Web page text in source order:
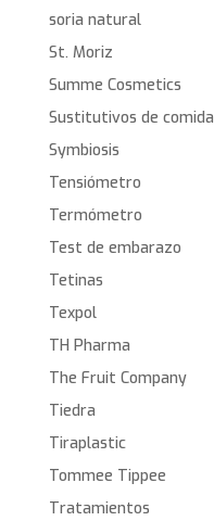
soria natural
St. Moriz
Summe Cosmetics
Sustitutivos de comida
Symbiosis
Tensiómetro
Termómetro
Test de embarazo
Tetinas
Texpol
TH Pharma
The Fruit Company
Tiedra
Tiraplastic
Tommee Tippee
Tratamientos